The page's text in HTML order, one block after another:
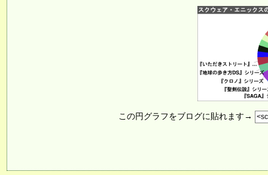
この円グラフをブログに貼れます→